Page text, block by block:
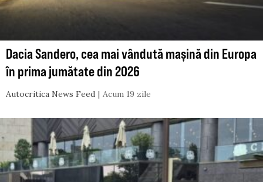
Dacia Sandero, cea mai vândută mașină din Europa
în prima jumătate din 2026
Autocritica News Feed Acum 19 zile